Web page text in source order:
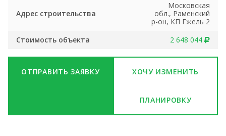
Адрес строительства
Московская
обл., Раменский
р-он, КП Гжель 2
Стоимость объекта
2 648 044
ХОЧУ ИЗМЕНИТЬ
ПЛАНИРОВКУ
ОТПРАВИТЬ ЗАЯВКУ